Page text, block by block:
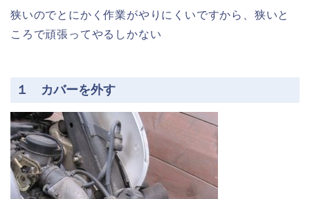
狭いのでとにかく作業がやりにくいですから、狭いと
ころで頑張ってやるしかない
１ カバーを外す